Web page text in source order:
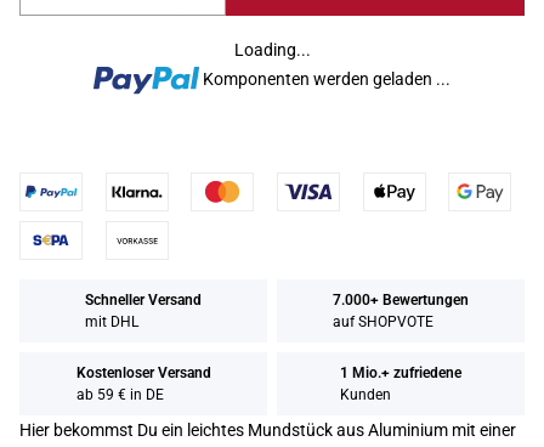
Loading...
Komponenten werden geladen ...
Schneller Versand
mit DHL
7.000+ Bewertungen
auf SHOPVOTE
Kostenloser Versand
ab 59 € in DE
1 Mio.+ zufriedene
Kunden
Hier bekommst Du ein leichtes Mundstück aus Aluminium mit einer